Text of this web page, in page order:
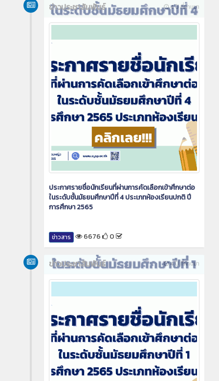
4 ปี ที่ผ่านมา
ข่าวประชาสัมพันธ์
ประกาศรายชื่อนักเรียนที่ผ่านการคัดเลือกเข้าศึกษาต่อ
ในระดับชั้นมัธยมศึกษาปีที่ 4 ประเภทห้องเรียนปกติ ปี
การศึกษา 2565
ข่าวสาร 6676 0
4 ปี ที่ผ่านมา
ข่าวประชาสัมพันธ์